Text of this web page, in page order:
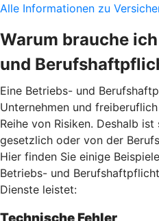
Alle Informationen zu
Warum brauche
und
Eine Betriebs- und
Unternehmen und
Reihe von Risiken. Deshalb
gesetzlich oder von der
Hier finden Sie einige
Betriebs- und
Dienste leistet:
Technische Fehler